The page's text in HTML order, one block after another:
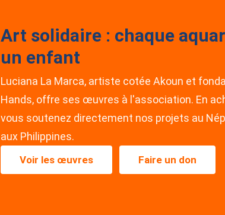
Art solidaire : chaque
un enfant
Luciana La Marca, artiste cotée Akoun et
Hands, offre ses œuvres à l'association. En
vous soutenez directement nos projets au
aux Philippines.
Voir les œuvres Faire un don